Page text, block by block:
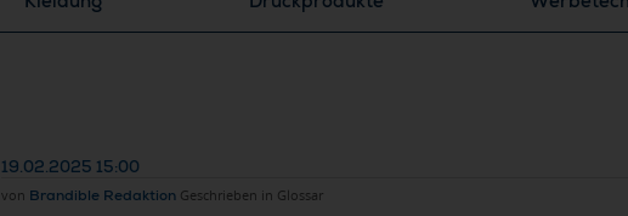
19.02.2025 15:00
von Brandible Redaktion Geschrieben in Glossar